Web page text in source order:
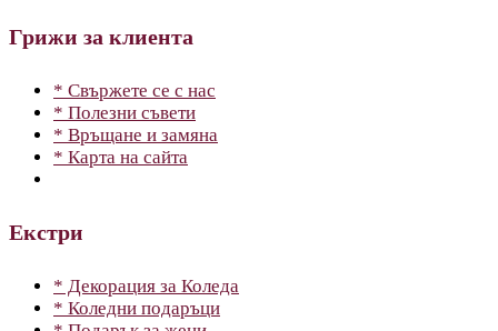
Грижи за клиента
* Свържете се с нас
* Полезни съвети
* Връщане и замяна
* Карта на сайта
Екстри
* Декорация за Коледа
* Коледни подаръци